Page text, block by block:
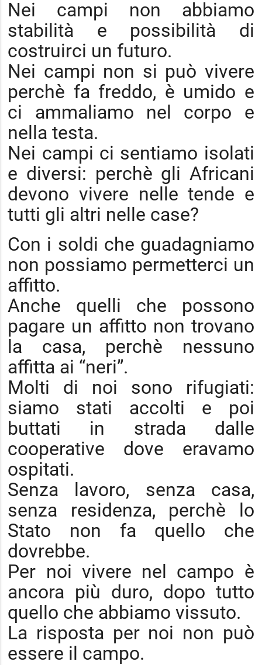
Nei campi non abbiamo
stabilità e possibilità di
costruirci un futuro.
Nei campi non si può vivere
perchè fa freddo, è umido e
ci ammaliamo nel corpo e
nella testa.
Nei campi ci sentiamo isolati
e diversi: perchè gli Africani
devono vivere nelle tende e
tutti gli altri nelle case?
Con i soldi che guadagniamo
non possiamo permetterci un
affitto.
Anche quelli che possono
pagare un affitto non trovano
la casa, perchè nessuno
affitta ai “neri”.
Molti di noi sono rifugiati:
siamo stati accolti e poi
buttati in strada dalle
cooperative dove eravamo
ospitati.
Senza lavoro, senza casa,
senza residenza, perchè lo
Stato non fa quello che
dovrebbe.
Per noi vivere nel campo è
ancora più duro, dopo tutto
quello che abbiamo vissuto.
La risposta per noi non può
essere il campo.